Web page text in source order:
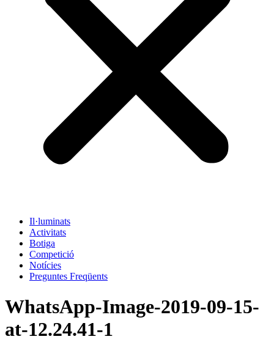
Il·luminats
Activitats
Botiga
Competició
Notícies
Preguntes Freqüents
WhatsApp-Image-2019-09-15-
at-12.24.41-1